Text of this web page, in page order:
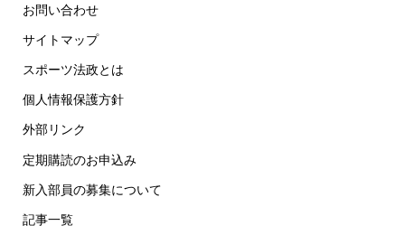
お問い合わせ
サイトマップ
スポーツ法政とは
個人情報保護方針
外部リンク
定期購読のお申込み
新入部員の募集について
記事一覧